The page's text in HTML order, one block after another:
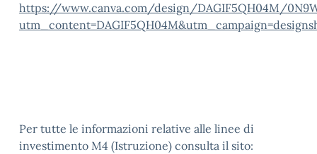
https://www.canva.com/design/DAGIF5QH04M/
Per tutte le informazioni relative alle linee di
investimento M4 (Istruzione) consulta il sito: